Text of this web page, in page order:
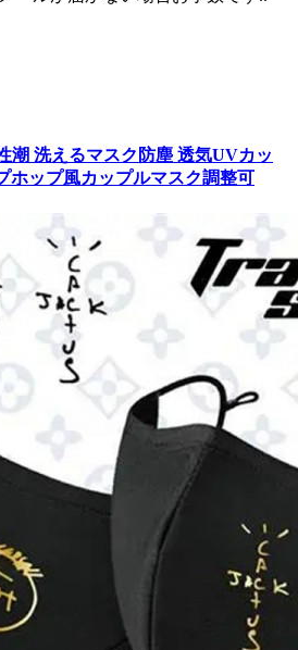
潮 洗えるマスク防塵 透気UVカッ
ホップ風カップルマスク調整可